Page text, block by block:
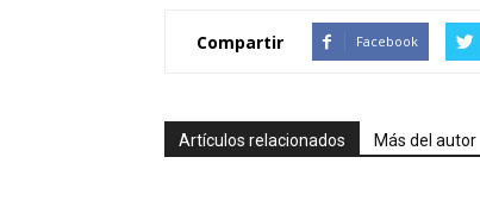
Compartir Facebook
Artículos relacionados Más del autor